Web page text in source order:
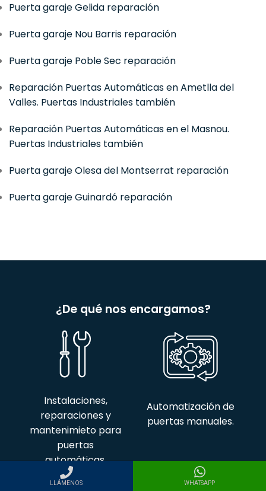
Puerta garaje Gelida reparación
Puerta garaje Nou Barris reparación
Puerta garaje Poble Sec reparación
Reparación Puertas Automáticas en Ametlla del
Valles. Puertas Industriales también
Reparación Puertas Automáticas en el Masnou.
Puertas Industriales también
Puerta garaje Olesa del Montserrat reparación
Puerta garaje Guinardó reparación
¿De qué nos encargamos?
Instalaciones,
reparaciones y
mantenimieto para
puertas
automáticas.
Automatización de
puertas manuales.